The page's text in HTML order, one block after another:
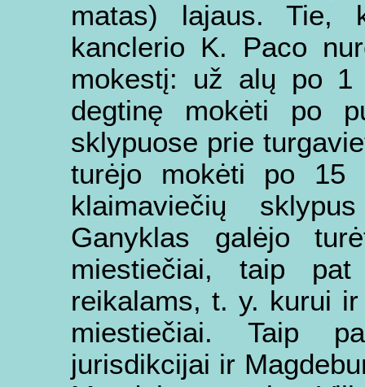
matas) lajaus. Tie,
kanclerio K. Paco
mokestį: už alų po
degtinę mokėti po
sklypuose prie
turėjo mokėti po 15
klaimaviečių
Ganyklas galėjo
miestiečiai, taip
reikalams, t. y. kurui
miestiečiai. Taip
jurisdikcijai ir